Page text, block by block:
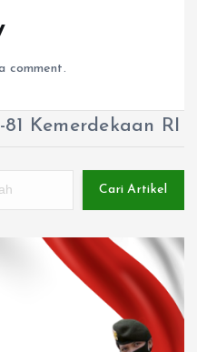
comment.
Kemerdekaan RI
Cari Artikel